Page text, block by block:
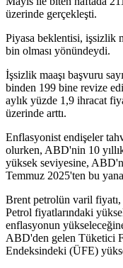
üzerinde gerçekleşti.
Piyasa beklentisi, işsizlik
bin olması yönündeydi.
İşsizlik maaşı başvuru
binden 199 bine revize
aylık yüzde 1,9 ihracat
üzerinde arttı.
Enflasyonist endişeler
olurken, ABD'nin 10
yüksek seviyesine,
Temmuz 2025'ten bu
Brent petrolün varil fiyatı,
Petrol fiyatlarındaki
enflasyonun
ABD'den gelen Tüketici
Endeksindeki (ÜFE)